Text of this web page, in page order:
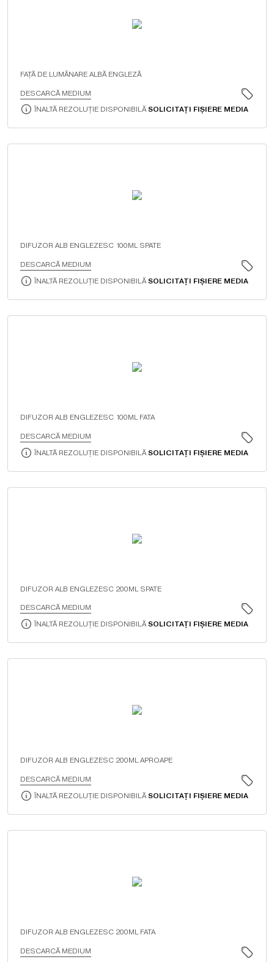
FAŢĂ DE LUMÂNARE ALBĂ ENGLEZĂ
DESCARCĂ MEDIUM
ÎNALTĂ REZOLUȚIE DISPONIBILĂSOLICITAȚI FIȘIERE MEDIA
DIFUZOR ALB ENGLEZESC 100ML SPATE
DESCARCĂ MEDIUM
ÎNALTĂ REZOLUȚIE DISPONIBILĂSOLICITAȚI FIȘIERE MEDIA
DIFUZOR ALB ENGLEZESC 100ML FATA
DESCARCĂ MEDIUM
ÎNALTĂ REZOLUȚIE DISPONIBILĂ SOLICITAȚI FIȘIERE MEDIA
DIFUZOR ALB ENGLEZESC 200ML SPATE
DESCARCĂ MEDIUM
ÎNALTĂ REZOLUȚIE DISPONIBILĂSOLICITAȚI FIȘIERE MEDIA
DIFUZOR ALB ENGLEZESC 200ML APROAPE
DESCARCĂ MEDIUM
ÎNALTĂ REZOLUȚIE DISPONIBILĂSOLICITAȚI FIȘIERE MEDIA
DIFUZOR ALB ENGLEZESC 200ML FATA
DESCARCĂ MEDIUM